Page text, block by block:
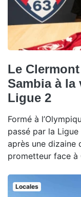
Le
Sambia à
Ligue 2
Formé à
passé par la Ligue
après une dizaine
prometteur face à
Locales